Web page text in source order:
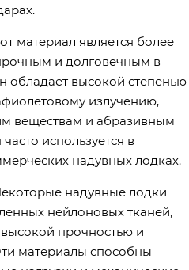
материал является более
и долговечным в
обладает высокой степенью
излучению,
веществам и абразивным
используется в
надувных лодках.
надувные лодки
нейлоновых тканей,
прочностью и
материалы способны